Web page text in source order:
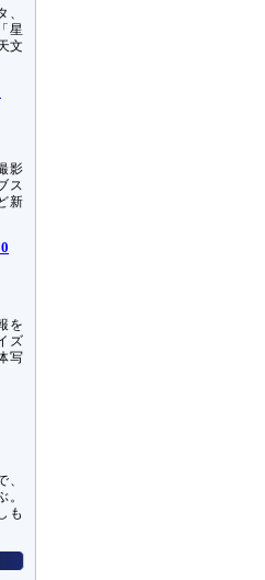
星
文
影
ス
新
を
ズ
写
も